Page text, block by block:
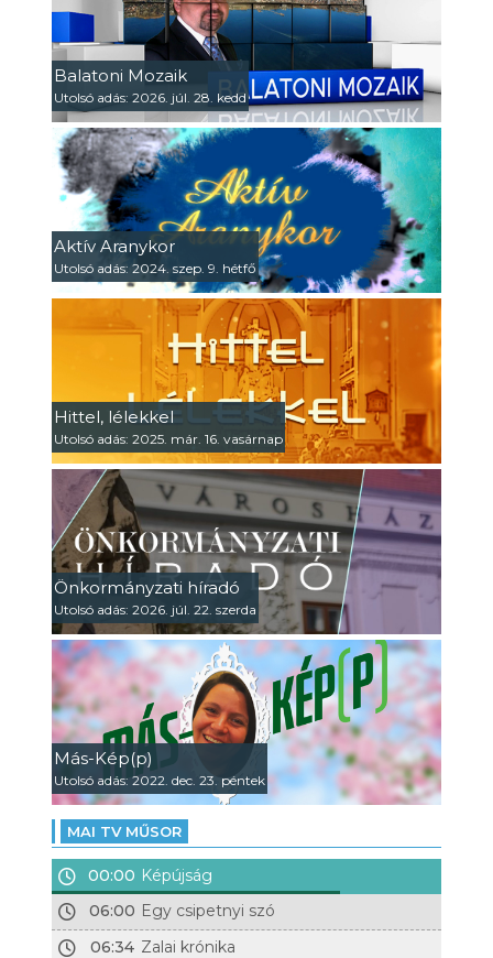
Balatoni Mozaik
Utolsó adás: 2026. júl. 28. kedd
Aktív Aranykor
Utolsó adás: 2024. szep. 9. hétfő
Hittel, lélekkel
Utolsó adás: 2025. már. 16. vasárnap
Önkormányzati híradó
Utolsó adás: 2026. júl. 22. szerda
Más-Kép(p)
Utolsó adás: 2022. dec. 23. péntek
MAI TV MŰSOR
00:00 Képújság
06:00 Egy csipetnyi szó
06:34 Zalai krónika